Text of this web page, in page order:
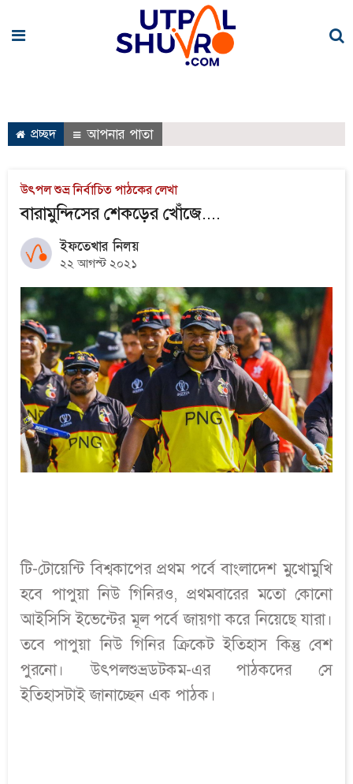
প্রচ্ছদ আপনার পাতা
উৎপল শুভ্র নির্বাচিত পাঠকের লেখা
বারামুন্দিসের শেকড়ের খোঁজে....
ইফতেখার নিলয়
২২ আগস্ট ২০২১
টি-টোয়েন্টি বিশ্বকাপের প্রথম পর্বে বাংলাদেশ মুখোমুখি
হবে পাপুয়া নিউ গিনিরও, প্রথমবারের মতো কোনো
আইসিসি ইভেন্টের মূল পর্বে জায়গা করে নিয়েছে যারা।
তবে পাপুয়া নিউ গিনির ক্রিকেট ইতিহাস কিন্তু বেশ
পুরনো। উৎপলশুভ্রডটকম-এর পাঠকদের সে
ইতিহাসটাই জানাচ্ছেন এক পাঠক।